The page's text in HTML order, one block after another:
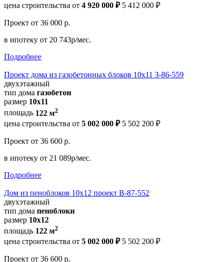
цена строительства от 4 920 000 ₽ 5 412 000 ₽
Проект от 36 000 р.
в ипотеку от 20 743р/мес.
Подробнее
Проект дома из газобетонных блоков 10х11 З-86-559
двухэтажный
тип дома газобетон
размер 10х11
площадь 122 м2
цена строительства от 5 002 000 ₽ 5 502 200 ₽
Проект от 36 600 р.
в ипотеку от 21 089р/мес.
Подробнее
Дом из пеноблоков 10х12 проект В-87-552
двухэтажный
тип дома пеноблоки
размер 10х12
площадь 122 м2
цена строительства от 5 002 000 ₽ 5 502 200 ₽
Проект от 36 600 р.